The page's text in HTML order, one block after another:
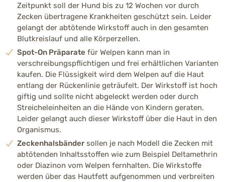
Zeitpunkt soll der Hund bis zu 12 Wochen vor durch
Zecken übertragene Krankheiten geschützt sein. Leider
gelangt der abtötende Wirkstoff auch in den gesamten
Blutkreislauf und alle Körperzellen.
Spot-On Präparate für Welpen kann man in
verschreibungspflichtigen und frei erhältlichen Varianten
kaufen. Die Flüssigkeit wird dem Welpen auf die Haut
entlang der Rückenlinie geträufelt. Der Wirkstoff ist hoch
giftig und sollte nicht abgeleckt werden oder durch
Streicheleinheiten an die Hände von Kindern geraten.
Leider gelangt auch dieser Wirkstoff über die Haut in den
Organismus.
Zeckenhalsbänder sollen je nach Modell die Zecken mit
abtötenden Inhaltsstoffen wie zum Beispiel Deltamethrin
oder Diazinon vom Welpen fernhalten. Die Wirkstoffe
werden über das Hautfett aufgenommen und verbreiten